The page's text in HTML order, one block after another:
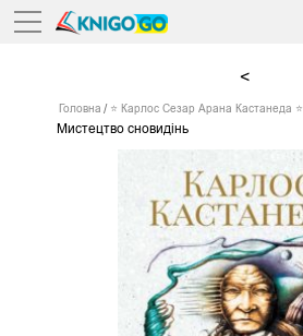
<
Головна ⭐ Карлос Сезар Арана Кастанеда ⭐
Мистецтво сновидінь